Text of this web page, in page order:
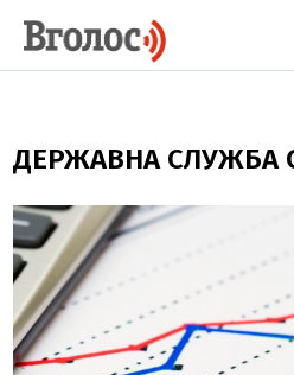
ДЕРЖАВНА СЛУЖБА